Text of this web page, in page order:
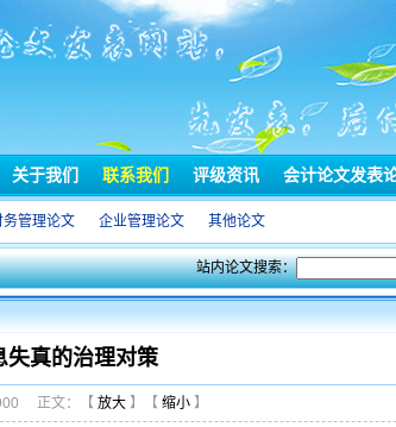
关于我们 联系我们 评级资讯 会计论文发表
务管理论文 企业管理论文 其他论文
站内论文搜索：
失真的治理对策
正文：【 放大】【 缩小】